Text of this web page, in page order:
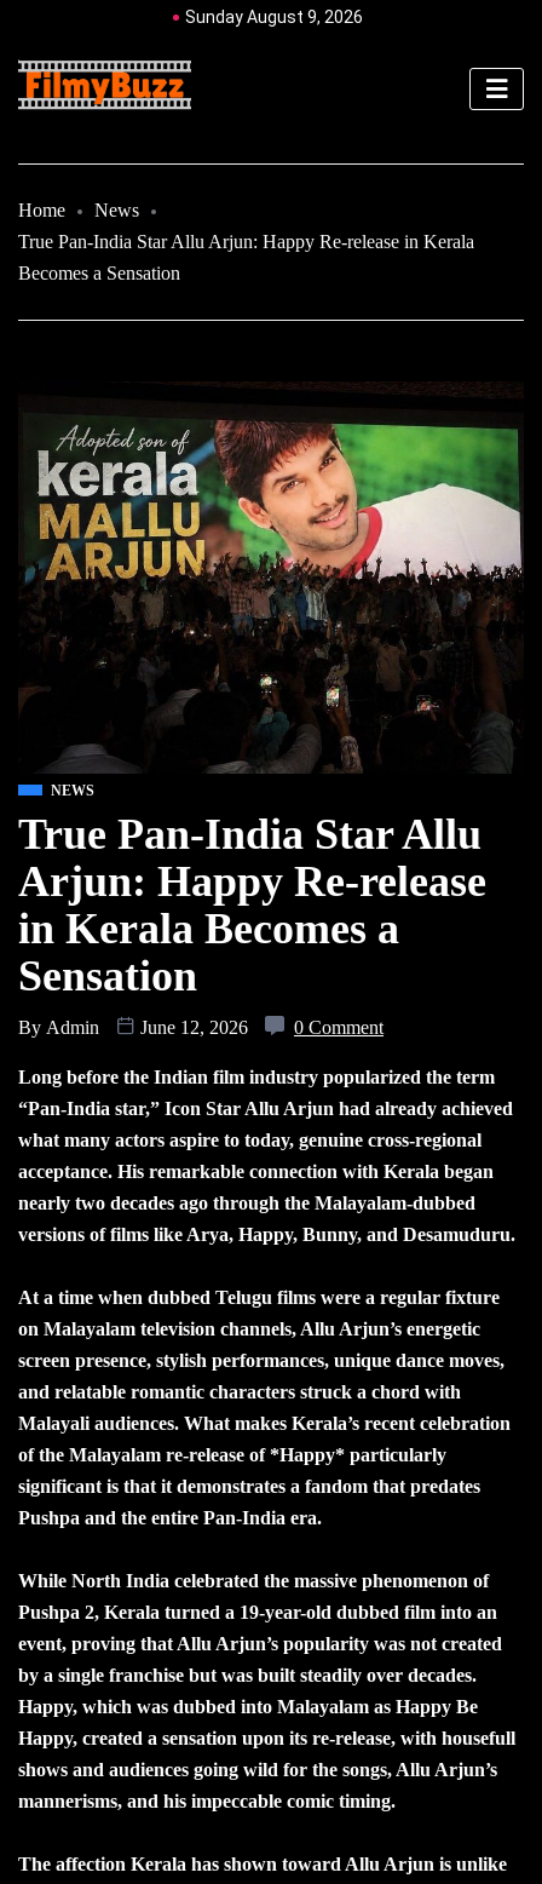
Sunday August 9, 2026
Home
News
True Pan-India Star Allu Arjun: Happy Re-release in Kerala
Becomes a Sensation
NEWS
True Pan-India Star Allu
Arjun: Happy Re-release
in Kerala Becomes a
Sensation
By Admin June 12, 2026 0 Comment
Long before the Indian film industry popularized the term
“Pan-India star,” Icon Star Allu Arjun had already achieved
what many actors aspire to today, genuine cross-regional
acceptance. His remarkable connection with Kerala began
nearly two decades ago through the Malayalam-dubbed
versions of films like Arya, Happy, Bunny, and Desamuduru.
At a time when dubbed Telugu films were a regular fixture
on Malayalam television channels, Allu Arjun’s energetic
screen presence, stylish performances, unique dance moves,
and relatable romantic characters struck a chord with
Malayali audiences. What makes Kerala’s recent celebration
of the Malayalam re-release of *Happy* particularly
significant is that it demonstrates a fandom that predates
Pushpa and the entire Pan-India era.
While North India celebrated the massive phenomenon of
Pushpa 2, Kerala turned a 19-year-old dubbed film into an
event, proving that Allu Arjun’s popularity was not created
by a single franchise but was built steadily over decades.
Happy, which was dubbed into Malayalam as Happy Be
Happy, created a sensation upon its re-release, with housefull
shows and audiences going wild for the songs, Allu Arjun’s
mannerisms, and his impeccable comic timing.
The affection Kerala has shown toward Allu Arjun is unlike